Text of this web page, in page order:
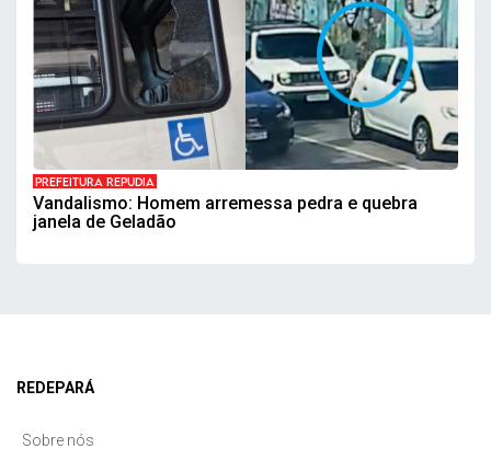
PREFEITURA REPUDIA
Vandalismo: Homem arremessa pedra e quebra
janela de Geladão
REDEPARÁ
Sobre nós